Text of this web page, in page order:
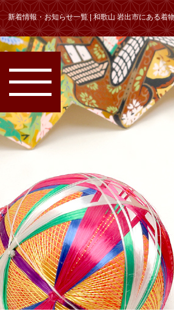
新着情報・お知らせ一覧 | 和歌山 岩出市にある着